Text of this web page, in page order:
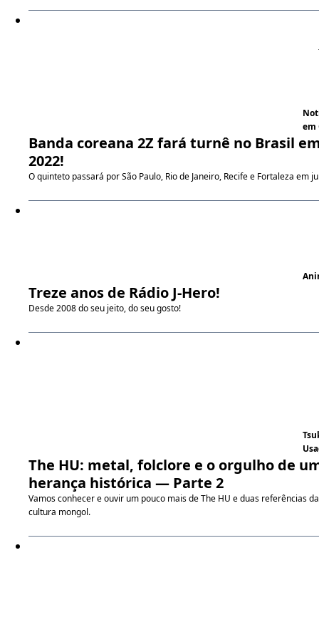
em
Banda coreana 2Z fará turnê no Brasil
2022!
O quinteto passará por São Paulo, Rio de Janeiro, Recife e Fortaleza em
Treze anos de Rádio J-Hero!
Desde 2008 do seu jeito, do seu gosto!
The HU: metal, folclore e o orgulho de
herança histórica — Parte 2
Vamos conhecer e ouvir um pouco mais de The HU e duas referências da
cultura mongol.